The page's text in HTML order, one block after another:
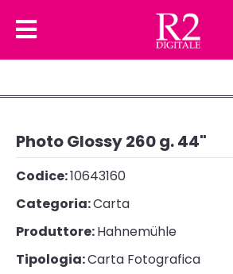
Photo Glossy 260 g. 44"
Codice:10643160
Categoria:Carta
Produttore:Hahnemühle
Tipologia:Carta Fotografica